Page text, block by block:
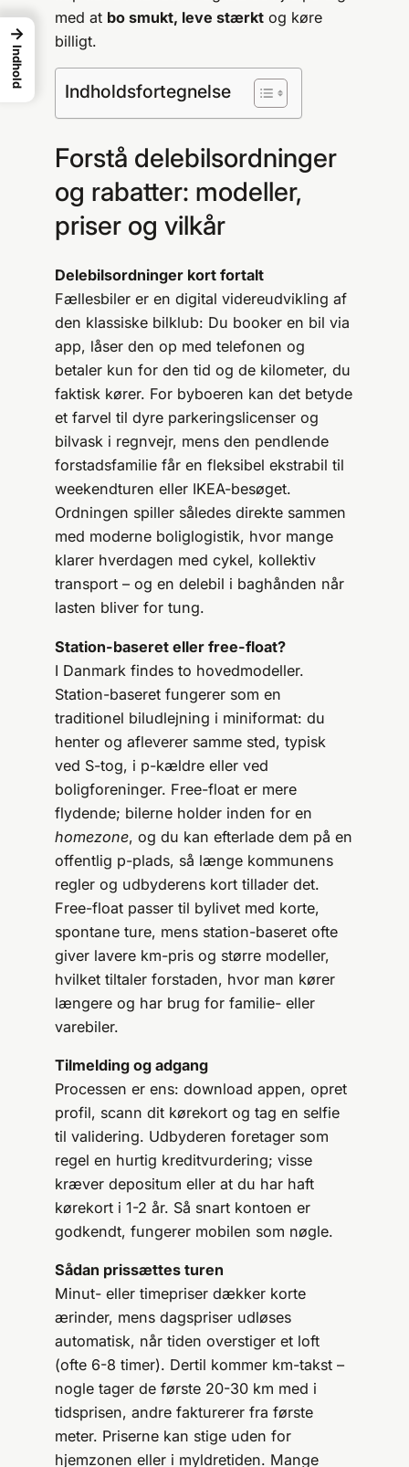
med at bo smukt, leve stærkt og køre
billigt.
Indholdsfortegnelse
Forstå delebilsordninger
og rabatter: modeller,
priser og vilkår
Delebilsordninger kort fortalt
Fællesbiler er en digital videreudvikling af
den klassiske bilklub: Du booker en bil via
app, låser den op med telefonen og
betaler kun for den tid og de kilometer, du
faktisk kører. For byboeren kan det betyde
et farvel til dyre parkeringslicenser og
bilvask i regnvejr, mens den pendlende
forstadsfamilie får en fleksibel ekstrabil til
weekendturen eller IKEA-besøget.
Ordningen spiller således direkte sammen
med moderne boliglogistik, hvor mange
klarer hverdagen med cykel, kollektiv
transport – og en delebil i baghånden når
lasten bliver for tung.
Station-baseret eller free-float?
I Danmark findes to hovedmodeller.
Station-baseret fungerer som en
traditionel biludlejning i miniformat: du
henter og afleverer samme sted, typisk
ved S-tog, i p-kældre eller ved
boligforeninger. Free-float er mere
flydende; bilerne holder inden for en
homezone, og du kan efterlade dem på en
offentlig p-plads, så længe kommunens
regler og udbyderens kort tillader det.
Free-float passer til bylivet med korte,
spontane ture, mens station-baseret ofte
giver lavere km-pris og større modeller,
hvilket tiltaler forstaden, hvor man kører
længere og har brug for familie- eller
varebiler.
Tilmelding og adgang
Processen er ens: download appen, opret
profil, scann dit kørekort og tag en selfie
til validering. Udbyderen foretager som
regel en hurtig kreditvurdering; visse
kræver depositum eller at du har haft
kørekort i 1-2 år. Så snart kontoen er
godkendt, fungerer mobilen som nøgle.
Sådan prissættes turen
Minut- eller timepriser dækker korte
ærinder, mens dagspriser udløses
automatisk, når tiden overstiger et loft
(ofte 6-8 timer). Dertil kommer km-takst –
nogle tager de første 20-30 km med i
tidsprisen, andre fakturerer fra første
meter. Priserne kan stige uden for
hjemzonen eller i myldretiden. Mange
→
Indhold